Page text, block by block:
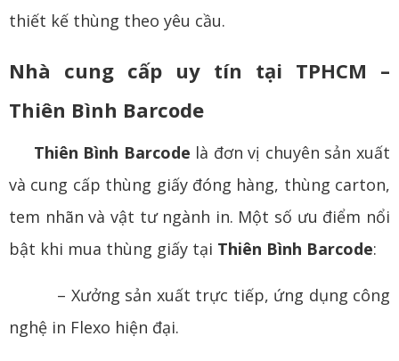
thiết kế thùng theo yêu cầu.
Nhà cung cấp uy tín tại TPHCM –
Thiên Bình Barcode
Thiên Bình Barcode là đơn vị chuyên sản xuất
và cung cấp thùng giấy đóng hàng, thùng carton,
tem nhãn và vật tư ngành in. Một số ưu điểm nổi
bật khi mua thùng giấy tại Thiên Bình Barcode:
– Xưởng sản xuất trực tiếp, ứng dụng công
nghệ in Flexo hiện đại.